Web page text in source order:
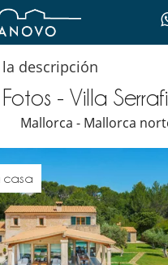
descripción
Fotos - Villa
Mallorca - Mallorca
casa